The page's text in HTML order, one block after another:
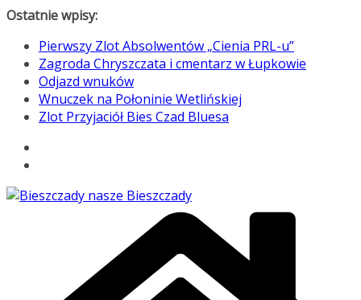
Przejdź
treści
Ostatnie wpisy:
Pierwszy Zlot Absolwentów „Cienia PRL-u”
Zagroda Chryszczata i cmentarz w Łupkowie
Odjazd wnuków
Wnuczek na Połoninie Wetlińskiej
Zlot Przyjaciół Bies Czad Bluesa